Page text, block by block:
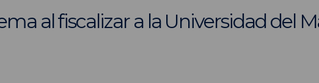
al fiscalizar a la Universidad del